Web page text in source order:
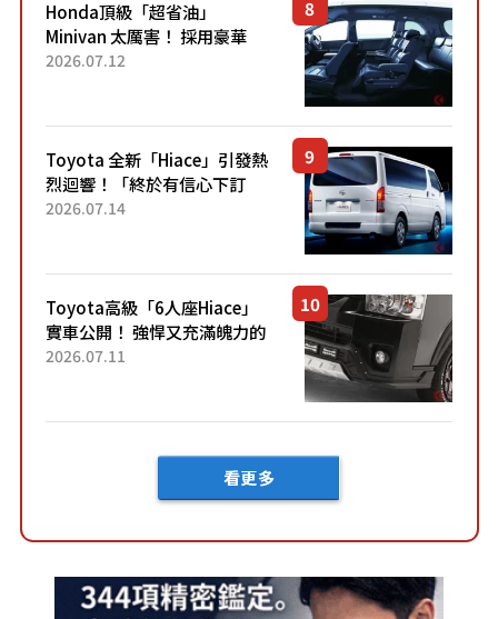
Honda頂級「超省油」
Minivan 太厲害！ 採用豪華
「真皮座椅」與專屬「黑色內
「三...
2026.07.12
Toyota 全新「Hiace」引發熱
烈迴響！「終於有信心下訂
了！」「哪個等級交車最
車？...
2026.07.14
Toyota高級「6人座Hiace」
實車公開！ 強悍又充滿魄力的
「全黑設計」搭配特別「豪華
2026.07.11
看更多